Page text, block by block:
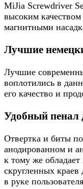
MiJia Screwdriver
высоким
магнитными
Лучшие
Лучшие
воплотились в
его качество и
Удобный пенал
Отвертка и биты
анодированном и
к тому же
скругленных краев
в руке